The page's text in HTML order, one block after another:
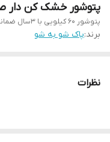
پتوشور خشک کن دار
پتوشور ۶۰ کیلویی با ۳سال ضمانت موتور بزرگ سفارشی
برند:پاک شو به شو
نظرات